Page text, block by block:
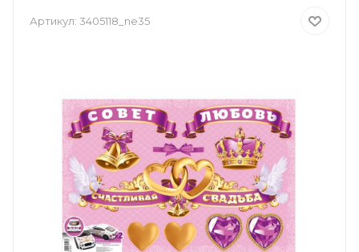
Артикул: 3405118_ne35